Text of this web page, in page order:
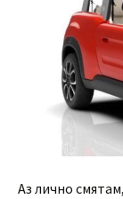
Аз лично